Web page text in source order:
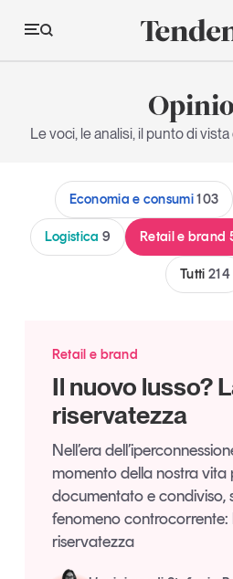
Tendenze
Economia e consumi
Innovazione
Logistica
Retail e brand
Grandi temi
Magazine
Articoli
Opinioni
Dossier
Il Numero
Interviste
Le voci, le analisi, il punto di
Economia e consumi103
Logistica 9 Retail e brand
Tutti 214
Retail e brand
Il nuovo lusso?
riservatezza
Nell’era
momento della nostra vita
documentato e condiviso,
fenomeno
riservatezza